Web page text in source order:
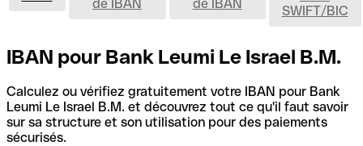
de IBAN
de IBAN
SWIFT/BIC
IBAN pour Bank Leumi Le Israel B.M.
Calculez ou vérifiez gratuitement votre IBAN pour Bank
Leumi Le Israel B.M. et découvrez tout ce qu'il faut savoir
sur sa structure et son utilisation pour des paiements
sécurisés.